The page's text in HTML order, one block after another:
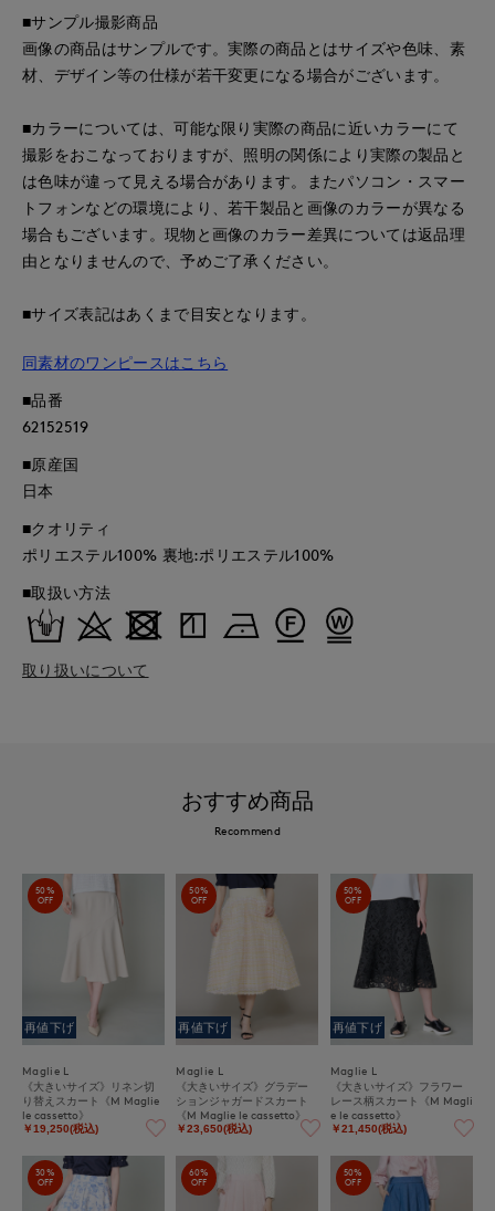
■サンプル撮影商品
画像の商品はサンプルです。実際の商品とはサイズや色味、素
材、デザイン等の仕様が若干変更になる場合がございます。
■カラーについては、可能な限り実際の商品に近いカラーにて
撮影をおこなっておりますが、照明の関係により実際の製品と
は色味が違って見える場合があります。またパソコン・スマー
トフォンなどの環境により、若干製品と画像のカラーが異なる
場合もございます。現物と画像のカラー差異については返品理
由となりませんので、予めご了承ください。
■サイズ表記はあくまで目安となります。
同素材のワンピースはこちら
■品番
62152519
■原産国
日本
■クオリティ
ポリエステル100% 裏地:ポリエステル100%
■取扱い方法
取り扱いについて
おすすめ商品
Recommend
50%
OFF
再値下げ
Maglie L
《大きいサイズ》リネン切
り替えスカート《M Maglie
le cassetto》
￥19,250(税込)
50%
OFF
再値下げ
Maglie L
《大きいサイズ》グラデー
ションジャガードスカート
《M Maglie le cassetto》
￥23,650(税込)
50%
OFF
再値下げ
Maglie L
《大きいサイズ》フラワー
レース柄スカート《M Magli
e le cassetto》
￥21,450(税込)
30%
OFF
60%
OFF
50%
OFF